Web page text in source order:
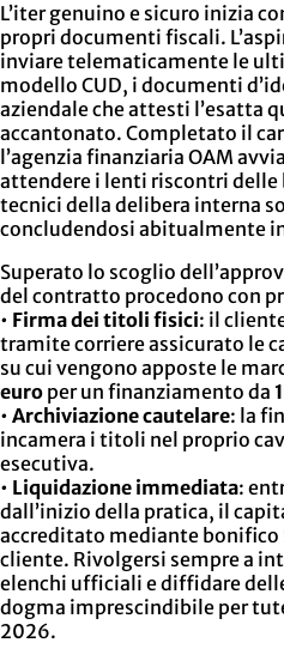
L’iter genuino e sicuro inizia
propri documenti fiscali.
inviare telematicamente le
modello CUD, i documenti
aziendale che attesti l’esatta
accantonato. Completato il
l’agenzia finanziaria OAM
attendere i lenti riscontri delle
tecnici della delibera interna
concludendosi abitualmente
Superato lo scoglio
del contratto procedono con
• Firma dei titoli fisici: il
tramite corriere assicurato le
su cui vengono apposte le
euro per un finanziamento da
• Archiviazione cautelare: la
incamera i titoli nel proprio
esecutiva.
• Liquidazione immediata:
dall’inizio della pratica, il
accreditato mediante bonifico
cliente. Rivolgersi sempre a
elenchi ufficiali e diffidare
dogma imprescindibile per
2026.